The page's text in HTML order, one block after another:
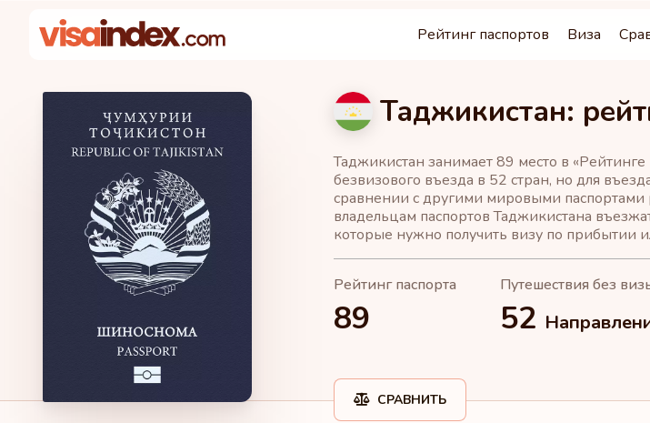
Рейтинг паспортов Виза
Таджикистан:
Таджикистан занимает 89 место в
безвизового въезда в 52 стран, но для
сравнении с другими мировыми паспортами
владельцам паспортов Таджикистана
которые нужно получить визу по прибытии
Рейтинг паспорта
89
Путешествия без
52
СРАВНИТЬ